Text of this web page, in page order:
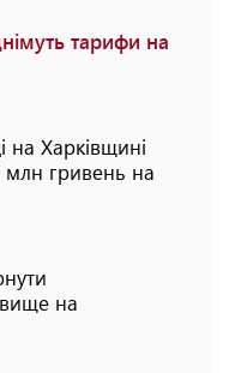
тарифи на
на Харківщині
млн гривень на
на